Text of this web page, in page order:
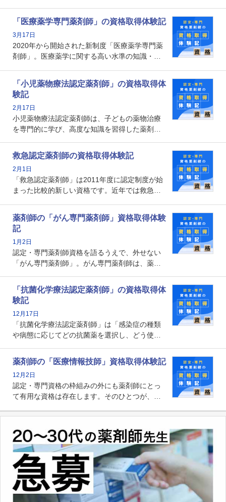
で、重要度が増しているのが認定薬剤師という
資格です。認定薬剤師とはいったいどんな資格
なのでしょうか。それを取得するとどのような
メリットがあるのでしょうか。
「医療薬学専門薬剤師」の資格取得体験記
3月17日
2020年から開始された新制度「医療薬学専門薬
剤師」。医療薬学に関する高い水準の知識・技
剤師としての専門性を示す客観的な根拠の一つ
となります。取得要件は多岐に渡り、審査も複
数回ありますが、患者さんに対して一定の能力
の証明になる資格と言えます。
「小児薬物療法認定薬剤師」の資格取得体
験記
2月17日
小児薬物療法認定薬剤師は、子どもの薬物治療
を専門的に学び、高度な知識を習得した薬剤師
や、特有の疾患、心理状況を理解し、専門性を
深めることで、子どもとその保護者に寄り添え
る存在です。今回はそんな小児薬物療法認定薬
剤師の取得体験記をご紹介します。
救急認定薬剤師の資格取得体験記
2月1日
「救急認定薬剤師」は2011年度に認定制度が始
まった比較的新しい資格です。近年では救急病
とから、救急認定薬剤師を目指す病院薬剤師も
増えているのではないでしょうか。今回はそん
な救急認定薬剤師の取得体験記をご紹介しま
す。
薬剤師の「がん専門薬剤師」資格取得体験
記
1月2日
認定・専門薬剤師資格を語るうえで、外せない
「がん専門薬剤師」。がん専門薬剤師は、薬剤
関する資格として、2009年に発足しました。薬
剤師の専門性を活かして高度化するがん医療に
貢献する姿は、今も病院薬剤師にとって一目置
かれる存在です。
「抗菌化学療法認定薬剤師」の資格取得体
験記
12月17日
「抗菌化学療法認定薬剤師」は「感染症の種類
や病態に応じてどの抗菌薬を選択し、どう使っ
る薬剤師です。現在、感染防止対策加算の施設
基準に専任の薬剤師配置が挙げられており、今
後は感染症領域で薬剤師に、より多くの役割が
求められる可能性もあります。
薬剤師の「医療情報技師」資格取得体験記
12月2日
認定・専門資格の枠組みの外にも薬剤師にとっ
て有用な資格は存在します。そのひとつが、
査データ、投薬歴など非常に多岐にわたる医療
データを利活用し、またシステム管理できるこ
とは、病院薬剤師を中心に大きな武器になりま
す。